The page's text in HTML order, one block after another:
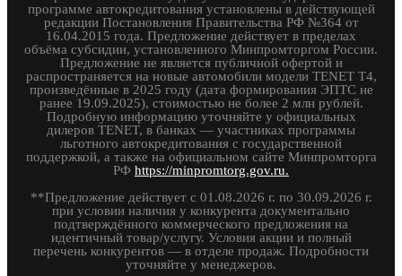
программе автокредитования установлены в действующей
редакции Постановления Правительства РФ №364 от
16.04.2015 года. Предложение действует в пределах
объёма субсидии, установленного Минпромторгом России.
Предложение не является публичной офертой и
распространяется на новые автомобили модели TENET T4,
произведённые в 2025 году (дата формирования ЭПТС не
ранее 19.09.2025), стоимостью не более 2 млн рублей.
Подробную информацию уточняйте у официальных
дилеров TENET, в банках — участниках программы
льготного автокредитования с государственной
поддержкой, а также на официальном сайте Минпромторга
РФ https://minpromtorg.gov.ru.
**Предложение действует с 01.08.2026 г. по 30.09.2026 г.
при условии наличия у конкурента документально
подтверждённого коммерческого предложения на
идентичный товар/услугу. Условия акции и полный
перечень конкурентов — в отделе продаж. Подробности
уточняйте у менеджеров.